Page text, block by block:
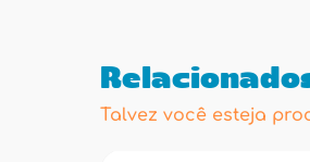
Talvez você esteja